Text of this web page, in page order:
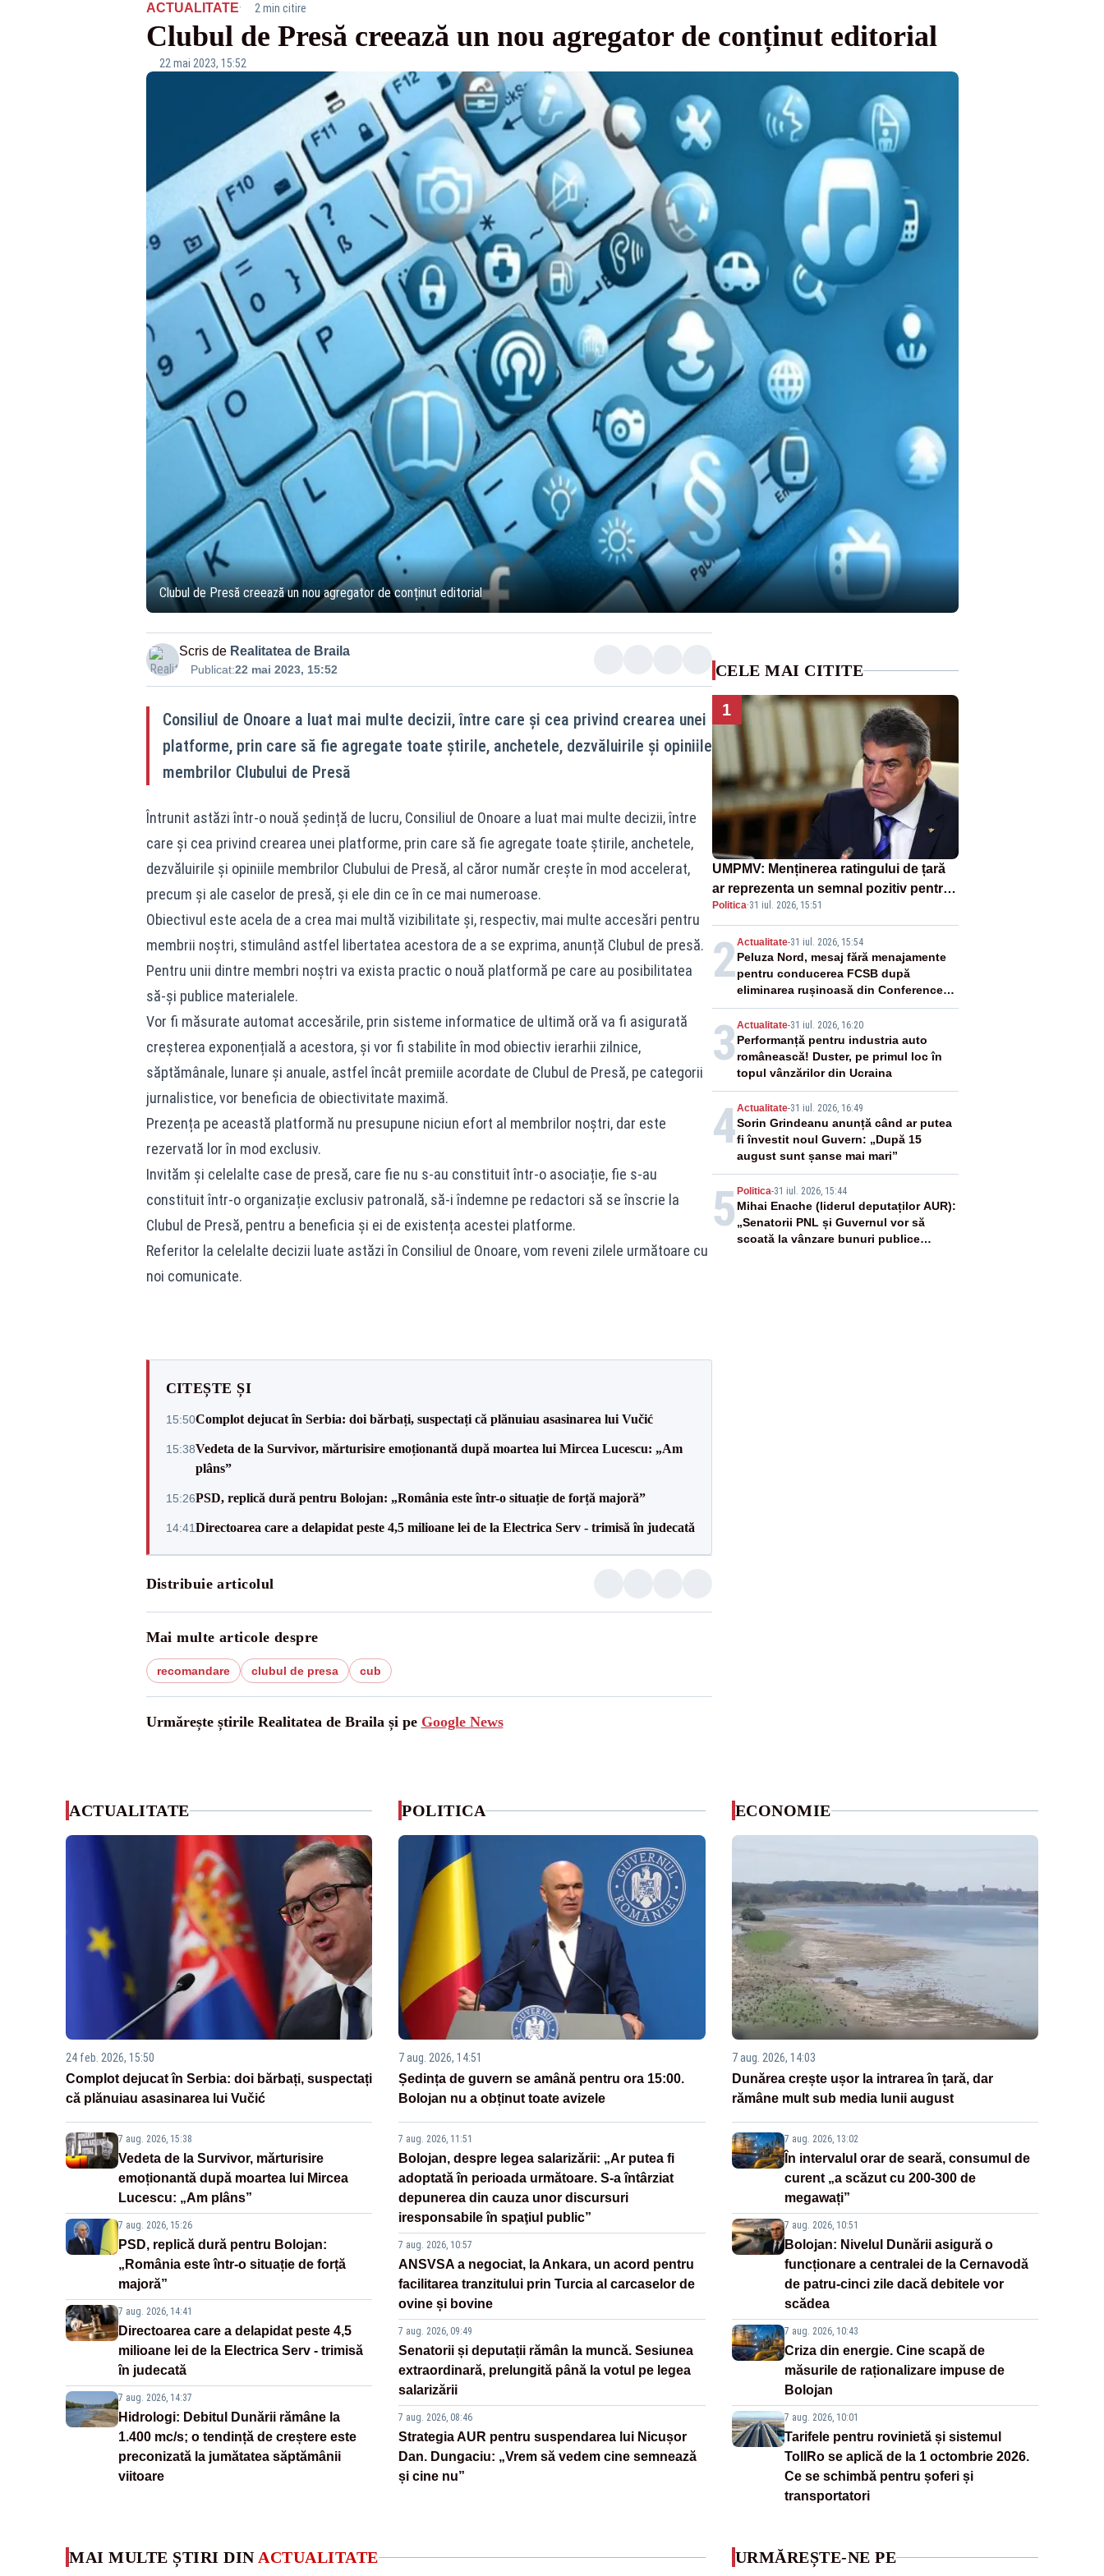
ACTUALITATE· 2 min citire
Clubul de Presă creează un nou agregator de conținut editorial
22 mai 2023, 15:52
Clubul de Presă creează un nou agregator de conținut editorial
Scris de Realitatea de Braila
Publicat:22 mai 2023, 15:52
Consiliul de Onoare a luat mai multe decizii, între care și cea privind crearea unei
platforme, prin care să fie agregate toate știrile, anchetele, dezvăluirile și opiniile
membrilor Clubului de Presă
Întrunit astăzi într-o nouă ședință de lucru, Consiliul de Onoare a luat mai multe decizii, între
care și cea privind crearea unei platforme, prin care să fie agregate toate știrile, anchetele,
dezvăluirile și opiniile membrilor Clubului de Presă, al căror număr crește în mod accelerat,
precum și ale caselor de presă, și ele din ce în ce mai numeroase.
Obiectivul este acela de a crea mai multă vizibilitate și, respectiv, mai multe accesări pentru
membrii noștri, stimulând astfel libertatea acestora de a se exprima, anunță Clubul de presă.
Pentru unii dintre membri noștri va exista practic o nouă platformă pe care au posibilitatea
să-și publice materialele.
Vor fi măsurate automat accesările, prin sisteme informatice de ultimă oră va fi asigurată
creșterea exponențială a acestora, și vor fi stabilite în mod obiectiv ierarhii zilnice,
săptămânale, lunare și anuale, astfel încât premiile acordate de Clubul de Presă, pe categorii
jurnalistice, vor beneficia de obiectivitate maximă.
Prezența pe această platformă nu presupune niciun efort al membrilor noștri, dar este
rezervată lor în mod exclusiv.
Invităm și celelalte case de presă, care fie nu s-au constituit într-o asociație, fie s-au
constituit într-o organizație exclusiv patronală, să-i îndemne pe redactori să se înscrie la
Clubul de Presă, pentru a beneficia și ei de existența acestei platforme.
Referitor la celelalte decizii luate astăzi în Consiliul de Onoare, vom reveni zilele următoare cu
noi comunicate.
CITEȘTE ȘI
15:50Complot dejucat în Serbia: doi bărbați, suspectați că plănuiau asasinarea lui Vučić
15:38Vedeta de la Survivor, mărturisire emoționantă după moartea lui Mircea Lucescu: „Am
plâns”
15:26PSD, replică dură pentru Bolojan: „România este într-o situație de forță majoră”
14:41Directoarea care a delapidat peste 4,5 milioane lei de la Electrica Serv - trimisă în judecată
Distribuie articolul
Mai multe articole despre
recomandare clubul de presa cub
Urmărește știrile Realitatea de Braila și pe Google News
CELE MAI CITITE
1
UMPMV: Menținerea ratingului de țară
ar reprezenta un semnal pozitiv pentru
România. Autoritățile trebuie să
continue consolidarea stabilității
economice și financiare
Politica·31 iul. 2026, 15:51
2Actualitate-31 iul. 2026, 15:54
Peluza Nord, mesaj fără menajamente
pentru conducerea FCSB după
eliminarea rușinoasă din Conference
League
3 Actualitate-31 iul. 2026, 16:20
Performanță pentru industria auto
românească! Duster, pe primul loc în
topul vânzărilor din Ucraina
4Actualitate-31 iul. 2026, 16:49
Sorin Grindeanu anunță când ar putea
fi învestit noul Guvern: „După 15
august sunt șanse mai mari”
5 Politica-31 iul. 2026, 15:44
Mihai Enache (liderul deputaților AUR):
„Senatorii PNL și Guvernul vor să
scoată la vânzare bunuri publice
ACTUALITATE
24 feb. 2026, 15:50
Complot dejucat în Serbia: doi bărbați, suspectați
că plănuiau asasinarea lui Vučić
7 aug. 2026, 15:38
Vedeta de la Survivor, mărturisire
emoționantă după moartea lui Mircea
Lucescu: „Am plâns”
7 aug. 2026, 15:26
PSD, replică dură pentru Bolojan:
„România este într-o situație de forță
majoră”
7 aug. 2026, 14:41
Directoarea care a delapidat peste 4,5
milioane lei de la Electrica Serv - trimisă
în judecată
7 aug. 2026, 14:37
Hidrologi: Debitul Dunării rămâne la
1.400 mc/s; o tendință de creștere este
preconizată la jumătatea săptămânii
viitoare
POLITICA
7 aug. 2026, 14:51
Ședința de guvern se amână pentru ora 15:00.
Bolojan nu a obținut toate avizele
7 aug. 2026, 11:51
Bolojan, despre legea salarizării: „Ar putea fi
adoptată în perioada următoare. S-a întârziat
depunerea din cauza unor discursuri
iresponsabile în spaţiul public”
7 aug. 2026, 10:57
ANSVSA a negociat, la Ankara, un acord pentru
facilitarea tranzitului prin Turcia al carcaselor de
ovine și bovine
7 aug. 2026, 09:49
Senatorii și deputații rămân la muncă. Sesiunea
extraordinară, prelungită până la votul pe legea
salarizării
7 aug. 2026, 08:46
Strategia AUR pentru suspendarea lui Nicușor
Dan. Dungaciu: „Vrem să vedem cine semnează
și cine nu”
ECONOMIE
7 aug. 2026, 14:03
Dunărea crește ușor la intrarea în țară, dar
rămâne mult sub media lunii august
7 aug. 2026, 13:02
În intervalul orar de seară, consumul de
curent „a scăzut cu 200-300 de
megawați”
7 aug. 2026, 10:51
Bolojan: Nivelul Dunării asigură o
funcționare a centralei de la Cernavodă
de patru-cinci zile dacă debitele vor
scădea
7 aug. 2026, 10:43
Criza din energie. Cine scapă de
măsurile de raționalizare impuse de
Bolojan
7 aug. 2026, 10:01
Tarifele pentru rovinietă și sistemul
TollRo se aplică de la 1 octombrie 2026.
Ce se schimbă pentru șoferi și
transportatori
MAI MULTE ȘTIRI DIN ACTUALITATE URMĂREȘTE-NE PE